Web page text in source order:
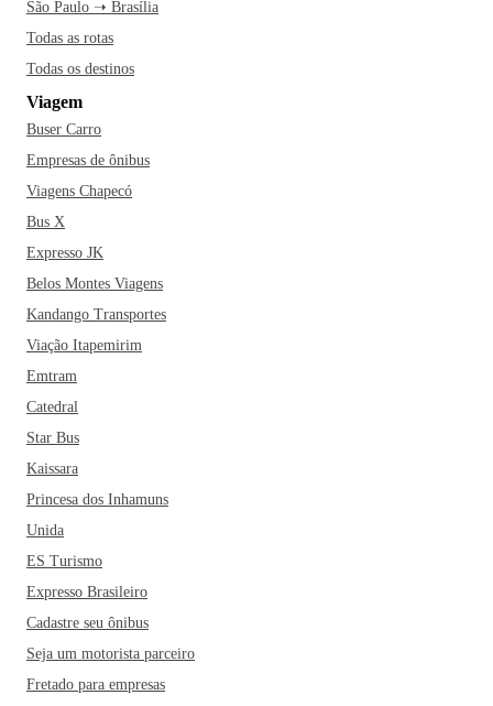
São Paulo ➝ Brasília
Todas as rotas
Todas os destinos
Viagem
Buser Carro
Empresas de ônibus
Viagens Chapecó
Bus X
Expresso JK
Belos Montes Viagens
Kandango Transportes
Viação Itapemirim
Emtram
Catedral
Star Bus
Kaissara
Princesa dos Inhamuns
Unida
ES Turismo
Expresso Brasileiro
Cadastre seu ônibus
Seja um motorista parceiro
Fretado para empresas